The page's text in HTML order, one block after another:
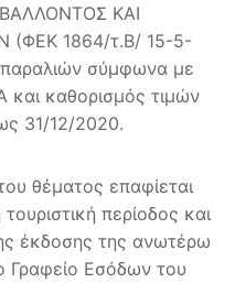
ΚΑΙ
(ΦΕΚ 1864/τ.Β/ 15-5-
σύμφωνα με
καθορισμός τιμών
31/12/2020.
θέματος επαφίεται
περίοδος και
έκδοσης της ανωτέρω
Γραφείο Εσόδων του